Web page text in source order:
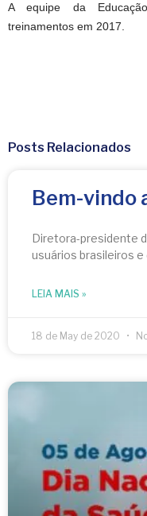
A equipe da
treinamentos em 2017.
Posts Relacionados
Bem-vindo
Diretora-presidente
usuários brasileiros
LEIA MAIS »
18 de May de 2020